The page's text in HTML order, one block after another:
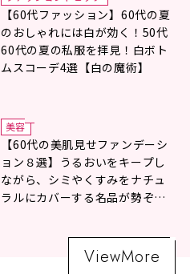
【60代ファッション】60代の夏
のおしゃれには白が効く！50代
60代の夏の私服を拝見！白ボト
ムスコーデ4選【白の魔術】
美容
【60代の美肌見せファンデーシ
ョン８選】うるおいをキープし
ながら、シミやくすみをナチュ
ラルにカバーする名品が勢ぞろ
ViewMore